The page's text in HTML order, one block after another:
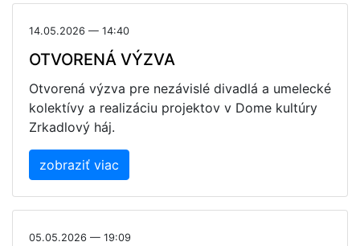
14.05.2026 — 14:40
OTVORENÁ VÝZVA
Otvorená výzva pre nezávislé divadlá a umelecké
kolektívy a realizáciu projektov v Dome kultúry
Zrkadlový háj.
zobraziť viac
05.05.2026 — 19:09